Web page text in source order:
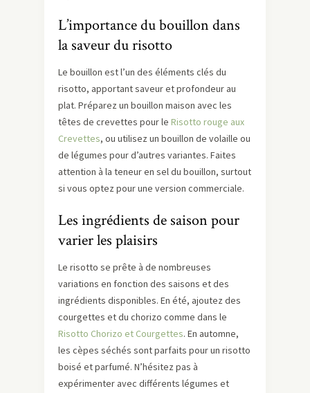
L’importance du bouillon dans
la saveur du risotto
Le bouillon est l’un des éléments clés du
risotto, apportant saveur et profondeur au
plat. Préparez un bouillon maison avec les
têtes de crevettes pour le Risotto rouge aux
Crevettes, ou utilisez un bouillon de volaille ou
de légumes pour d’autres variantes. Faites
attention à la teneur en sel du bouillon, surtout
si vous optez pour une version commerciale.
Les ingrédients de saison pour
varier les plaisirs
Le risotto se prête à de nombreuses
variations en fonction des saisons et des
ingrédients disponibles. En été, ajoutez des
courgettes et du chorizo comme dans le
Risotto Chorizo et Courgettes. En automne,
les cèpes séchés sont parfaits pour un risotto
boisé et parfumé. N’hésitez pas à
expérimenter avec différents légumes et